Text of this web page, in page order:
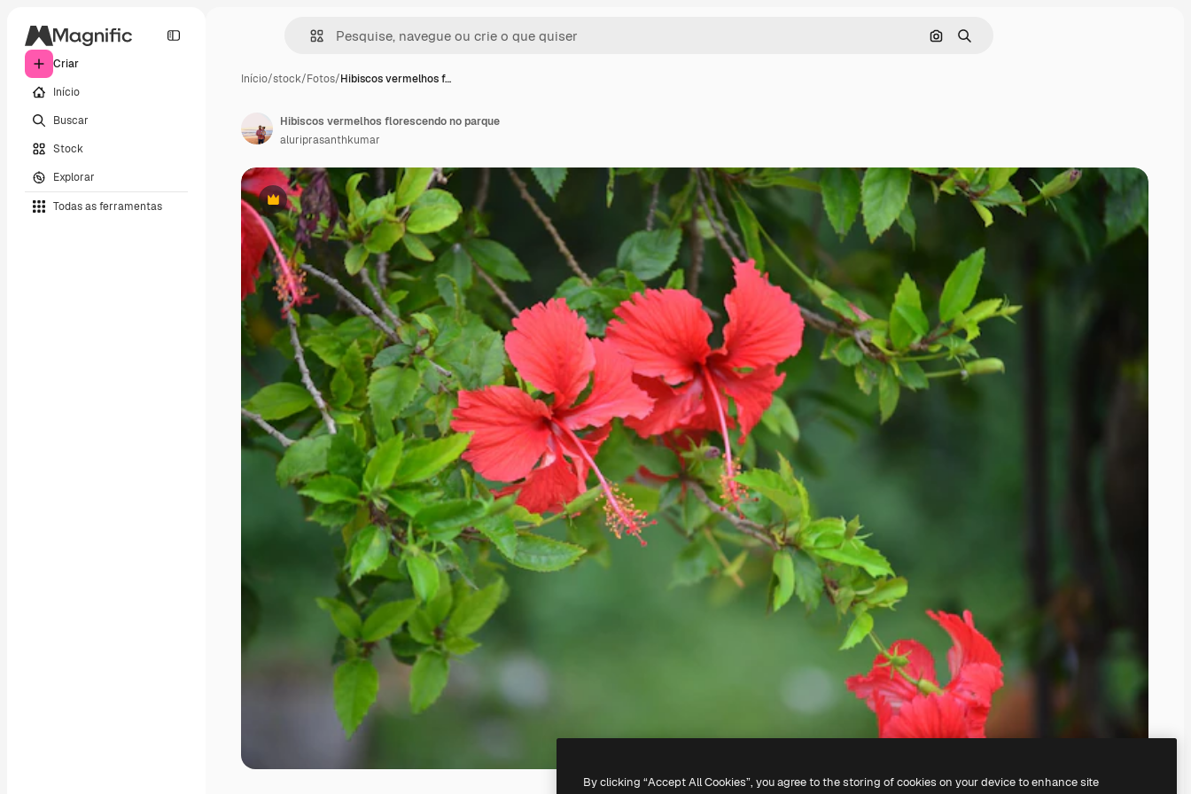
Criar
Início
Buscar
Stock
Explorar
Todas as ferramentas
Pesquisar por imagem
Buscar
Início/stock/Fotos/Hibiscos vermelhos f…
Premium
Hibiscos vermelhos florescendo no parque
aluriprasanthkumar
By clicking “Accept All Cookies”, you agree to the storing of cookies on your device to enhance site